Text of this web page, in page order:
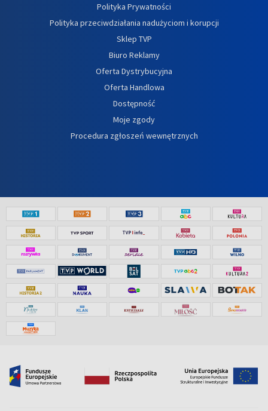
Polityka Prywatności
Polityka przeciwdziałania nadużyciom i korupcji
Sklep TVP
Biuro Reklamy
Oferta Dystrybucyjna
Oferta Handlowa
Dostępność
Moje zgody
Procedura zgłoszeń wewnętrznych